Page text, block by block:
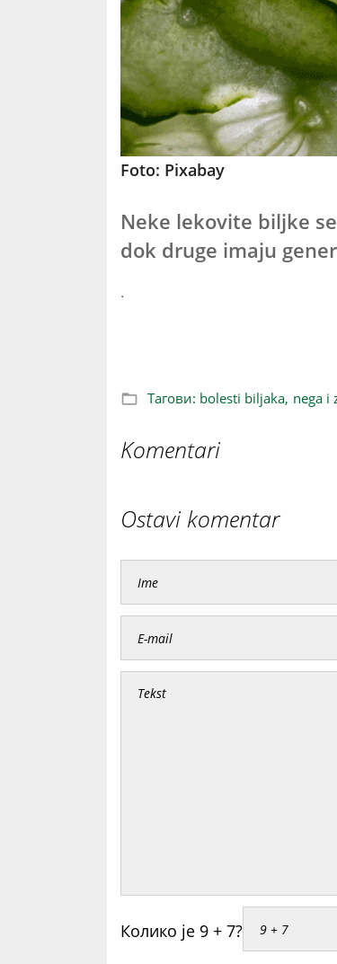
Foto: Pixabay
Neke lekovite biljke
dok druge imaju
.
Тагови: bolesti biljaka, nega i
Komentari
Ostavi komentar
Колико је 9 + 7?